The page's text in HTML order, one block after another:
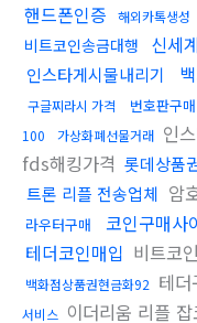
핸드폰인증 해외카톡생성
비트코인송금대행 신세
인스타게시물내리기
구글찌라시 가격
번호판구매
100
가상화폐선물거래 인
fds해킹가격 롯데상품
트론 리플 전송업체 암
라우터구매 코인구매사
테더코인매입 비트코
백화점상품권현금화92 테
서비스 이더리움 리플